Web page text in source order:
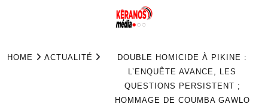
HOME ACTUALITÉ
DOUBLE HOMICIDE À PIKINE :
L’ENQUÊTE AVANCE, LES
QUESTIONS PERSISTENT ;
HOMMAGE DE COUMBA GAWLO